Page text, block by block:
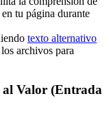
tu página durante
texto alternativo
archivos para
al Valor (Entrada